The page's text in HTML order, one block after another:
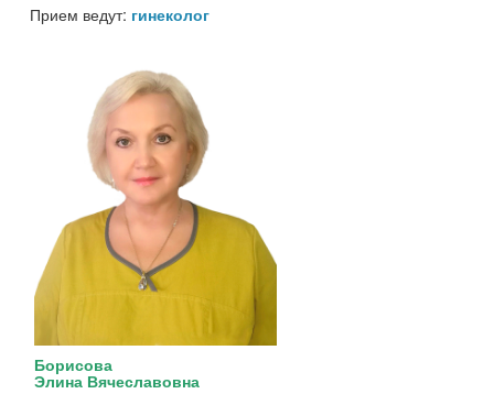
Прием ведут: гинеколог
Борисова
Элина Вячеславовна